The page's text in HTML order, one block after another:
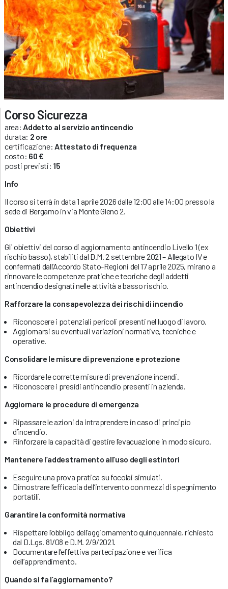
Corso Sicurezza
area: Addetto al servizio antincendio
durata: 2 ore
certificazione: Attestato di frequenza
costo: 60 €
posti previsti: 15
Info
Il corso si terrà in data 1 aprile 2026 dalle 12:00 alle 14:00 presso la
sede di Bergamo in via Monte Gleno 2.
Obiettivi
Gli obiettivi del corso di aggiornamento antincendio Livello 1 (ex
rischio basso), stabiliti dal D.M. 2 settembre 2021 – Allegato IV e
confermati dall’Accordo Stato-Regioni del 17 aprile 2025, mirano a
rinnovare le competenze pratiche e teoriche degli addetti
antincendio designati nelle attività a basso rischio.
Rafforzare la consapevolezza dei rischi di incendio
Riconoscere i potenziali pericoli presenti nel luogo di lavoro.
Aggiornarsi su eventuali variazioni normative, tecniche e
operative.
Consolidare le misure di prevenzione e protezione
Ricordare le corrette misure di prevenzione incendi.
Riconoscere i presidi antincendio presenti in azienda.
Aggiornare le procedure di emergenza
Ripassare le azioni da intraprendere in caso di principio
d’incendio.
Rinforzare la capacità di gestire l’evacuazione in modo sicuro.
Mantenere l’addestramento all’uso degli estintori
Eseguire una prova pratica su focolai simulati.
Dimostrare l’efficacia dell’intervento con mezzi di spegnimento
portatili.
Garantire la conformità normativa
Rispettare l’obbligo dell’aggiornamento quinquennale, richiesto
dal D.Lgs. 81/08 e D.M. 2/9/2021.
Documentare l’effettiva partecipazione e verifica
dell’apprendimento.
Quando si fa l’aggiornamento?